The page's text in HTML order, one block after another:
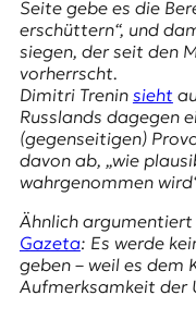
W
i
s
s
e
n
,
J
o
u
r
n
Seite gebe es die
erschüttern“, und
siegen, der seit den
vorherrscht.
Dimitri Trenin sieht
Russlands dagegen
(gegenseitigen)
davon ab, „wie
wahrgenommen
Ähnlich
Gazeta: Es werde
geben – weil es dem
Aufmerksamkeit der